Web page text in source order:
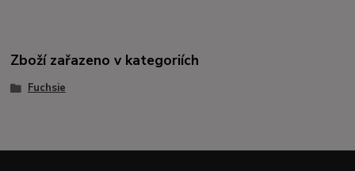
Zboží zařazeno v kategoriích
Fuchsie